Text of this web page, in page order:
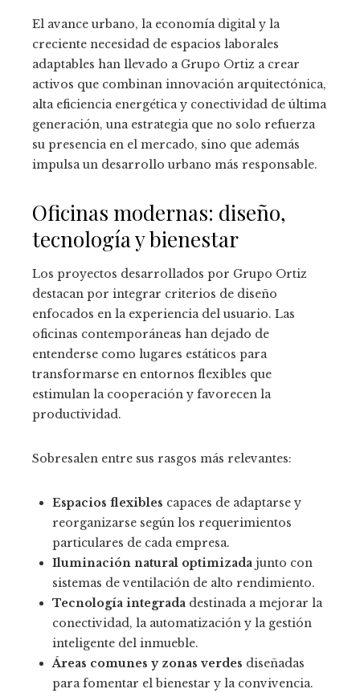
El avance urbano, la economía digital y la
creciente necesidad de espacios laborales
adaptables han llevado a Grupo Ortiz a crear
activos que combinan innovación arquitectónica,
alta eficiencia energética y conectividad de última
generación, una estrategia que no solo refuerza
su presencia en el mercado, sino que además
impulsa un desarrollo urbano más responsable.
Oficinas modernas: diseño,
tecnología y bienestar
Los proyectos desarrollados por Grupo Ortiz
destacan por integrar criterios de diseño
enfocados en la experiencia del usuario. Las
oficinas contemporáneas han dejado de
entenderse como lugares estáticos para
transformarse en entornos flexibles que
estimulan la cooperación y favorecen la
productividad.
Sobresalen entre sus rasgos más relevantes:
Espacios flexibles capaces de adaptarse y
reorganizarse según los requerimientos
particulares de cada empresa.
Iluminación natural optimizada junto con
sistemas de ventilación de alto rendimiento.
Tecnología integrada destinada a mejorar la
conectividad, la automatización y la gestión
inteligente del inmueble.
Áreas comunes y zonas verdes diseñadas
para fomentar el bienestar y la convivencia.